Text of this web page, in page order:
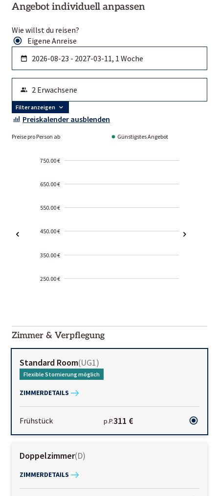
Angebot individuell anpassen
Wie willst du reisen?
Eigene Anreise
Filter anzeigen
Preiskalender ausblenden
Preise pro Person ab Günstigstes Angebot
750.00 €
650.00 €
550.00 €
450.00 €
350.00 €
250.00 €
01-02
Zimmer & Verpflegung
Standard Room(UG1)
Flexible Stornierung möglich
ZIMMERDETAILS
Frühstück p.P.311 €
Doppelzimmer(D)
ZIMMERDETAILS